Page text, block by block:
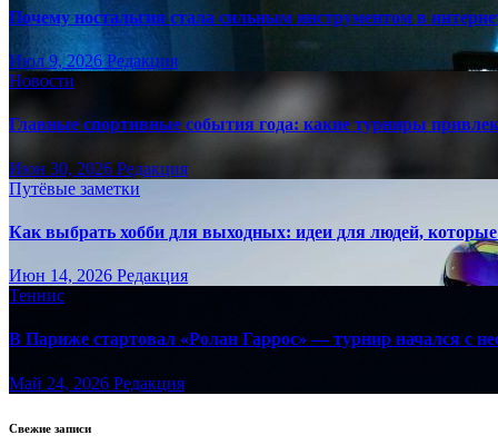
Почему ностальгия стала сильным инструментом в
Июл 9, 2026 Редакция
Новости
Главные спортивные события года: какие турниры
Июн 30, 2026 Редакция
Путёвые заметки
Как выбрать хобби для выходных: идеи для людей, которые
Июн 14, 2026 Редакция
Теннис
В Париже стартовал «Ролан Гаррос» — турнир начался с
Май 24, 2026 Редакция
Свежие записи